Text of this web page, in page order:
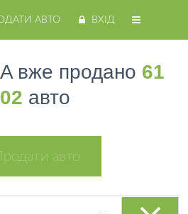
АВТО ВХІД
вже продано 61
авто
Продати авто